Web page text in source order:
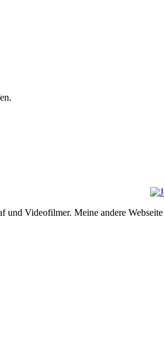
und Videofilmer. Meine andere